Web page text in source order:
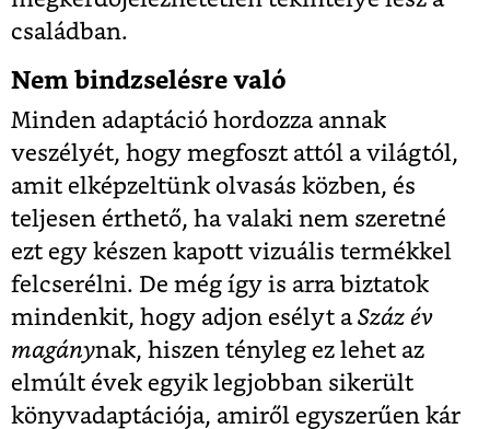
családban.
Nem bindzselésre való
Minden adaptáció hordozza annak
veszélyét, hogy megfoszt attól a világtól,
amit elképzeltünk olvasás közben, és
teljesen érthető, ha valaki nem szeretné
ezt egy készen kapott vizuális termékkel
felcserélni. De még így is arra biztatok
mindenkit, hogy adjon esélyt aSzáz év
magánynak, hiszen tényleg ez lehet az
elmúlt évek egyik legjobban sikerült
könyvadaptációja, amiről egyszerűen kár